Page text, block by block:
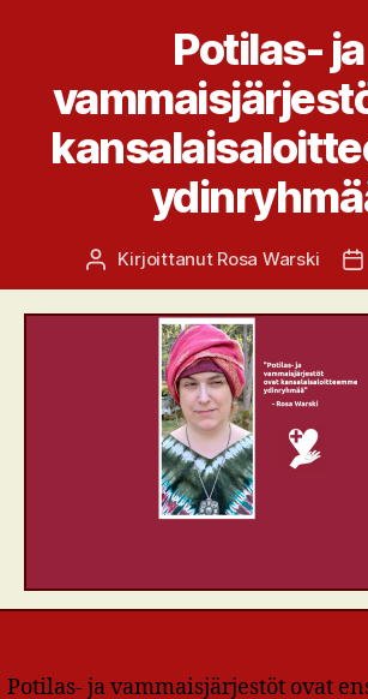
Potilas- ja
Kirjoittaja
Kirjoittanut Rosa Warski
Potilas- ja vammaisjärjestöt ovat